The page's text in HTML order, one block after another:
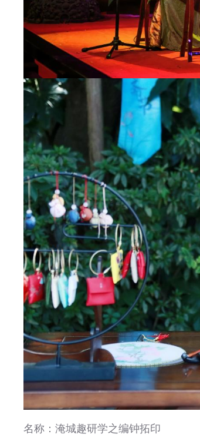
名称：淹城趣研学之编钟拓印